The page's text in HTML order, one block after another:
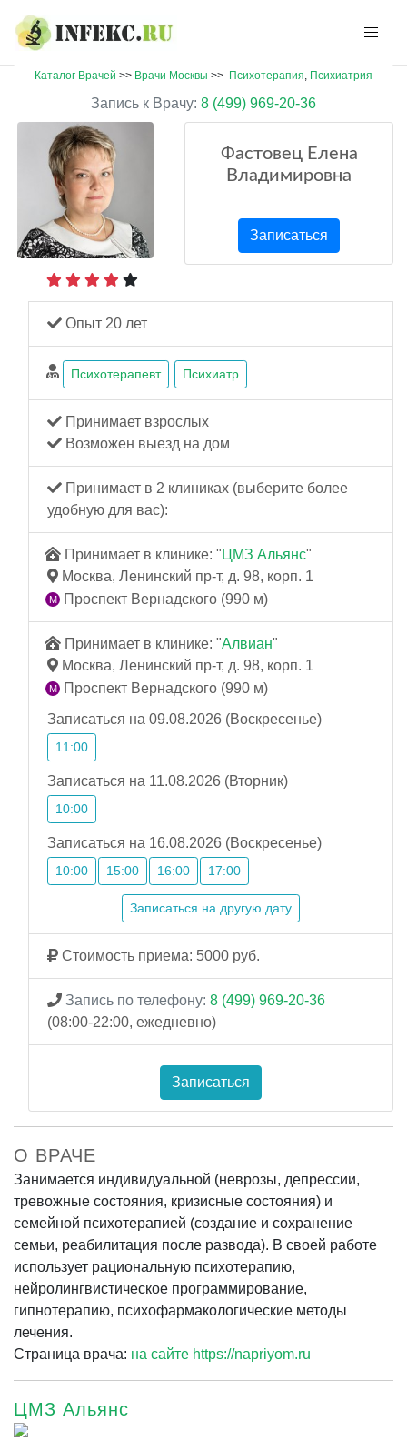
Каталог Врачей >> Врачи Москвы >> Психотерапия, Психиатрия
Запись к Врачу: 8 (499) 969-20-36
Фастовец Елена
Владимировна
Записаться
Опыт 20 лет
Психотерапевт Психиатр
Принимает взрослых
Возможен выезд на дом
Принимает в 2 клиниках (выберите более
удобную для вас):
Принимает в клинике: " ЦМЗ Альянс"
Москва, Ленинский пр-т, д. 98, корп. 1
Проспект Вернадского (990 м)
Принимает в клинике: "Алвиан"
Москва, Ленинский пр-т, д. 98, корп. 1
Проспект Вернадского (990 м)
Записаться на 09.08.2026 (Воскресенье)
11:00
Записаться на 11.08.2026 (Вторник)
10:00
Записаться на 16.08.2026 (Воскресенье)
10:00 15:00 16:00 17:00
Записаться на другую дату
Стоимость приема: 5000 руб.
Запись по телефону: 8 (499) 969-20-36
(08:00-22:00, ежедневно)
Записаться
О ВРАЧЕ
Занимается индивидуальной (неврозы, депрессии,
тревожные состояния, кризисные состояния) и
семейной психотерапией (создание и сохранение
семьи, реабилитация после развода). В своей работе
использует рациональную психотерапию,
нейролингвистическое программирование,
гипнотерапию, психофармакологические методы
лечения.
Страница врача: на сайте https://napriyom.ru
ЦМЗ Альянс